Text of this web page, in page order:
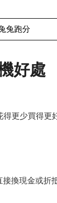
兔跑分
好處
更少買得更
換現金或